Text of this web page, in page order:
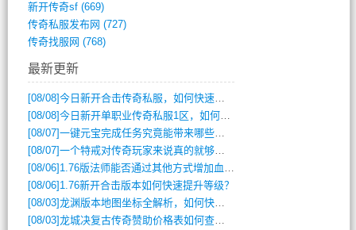
新开传奇sf(669)
传奇私服发布网 (727)
传奇找服网 (768)
最新更新
[08/08]今日新开合击传奇私服，如何快速提升角色战力？
[08/08]今日新开单职业传奇私服1区，如何快速升级与获取顶级装备？
[08/07]一键元宝完成任务究竟能带来哪些超值优势？
[08/07]一个特戒对传奇玩家来说真的就够用了吗？
[08/06] 1.76版法师能否通过其他方式增加血量？
[08/06] 1.76新开合击版本如何快速提升等级？
[08/03]龙渊版本地图坐标全解析，如何快速定位BOSS位置？
[08/03]龙城决复古传奇赞助价格表如何查询？